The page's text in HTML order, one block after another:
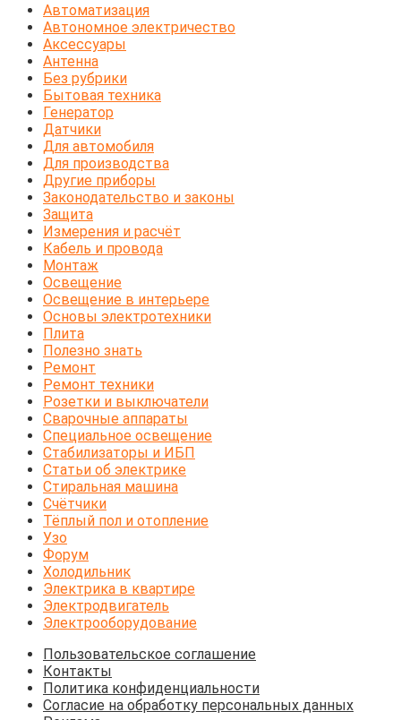
Автоматизация
Автономное электричество
Аксессуары
Антенна
Без рубрики
Бытовая техника
Генератор
Датчики
Для автомобиля
Для производства
Другие приборы
Законодательство и законы
Защита
Измерения и расчёт
Кабель и провода
Монтаж
Освещение
Освещение в интерьере
Основы электротехники
Плита
Полезно знать
Ремонт
Ремонт техники
Розетки и выключатели
Сварочные аппараты
Специальное освещение
Стабилизаторы и ИБП
Статьи об электрике
Стиральная машина
Счётчики
Тёплый пол и отопление
Узо
Форум
Холодильник
Электрика в квартире
Электродвигатель
Электрооборудование
Пользовательское соглашение
Контакты
Политика конфиденциальности
Согласие на обработку персональных данных